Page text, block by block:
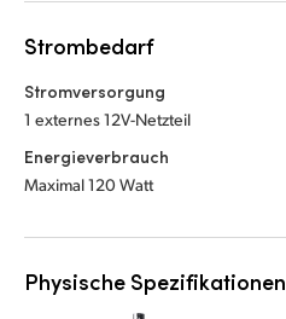
Strombedarf
Stromversorgung
1 externes 12V-Netzteil
Energieverbrauch
Maximal 120 Watt
Physische Spezifikationen